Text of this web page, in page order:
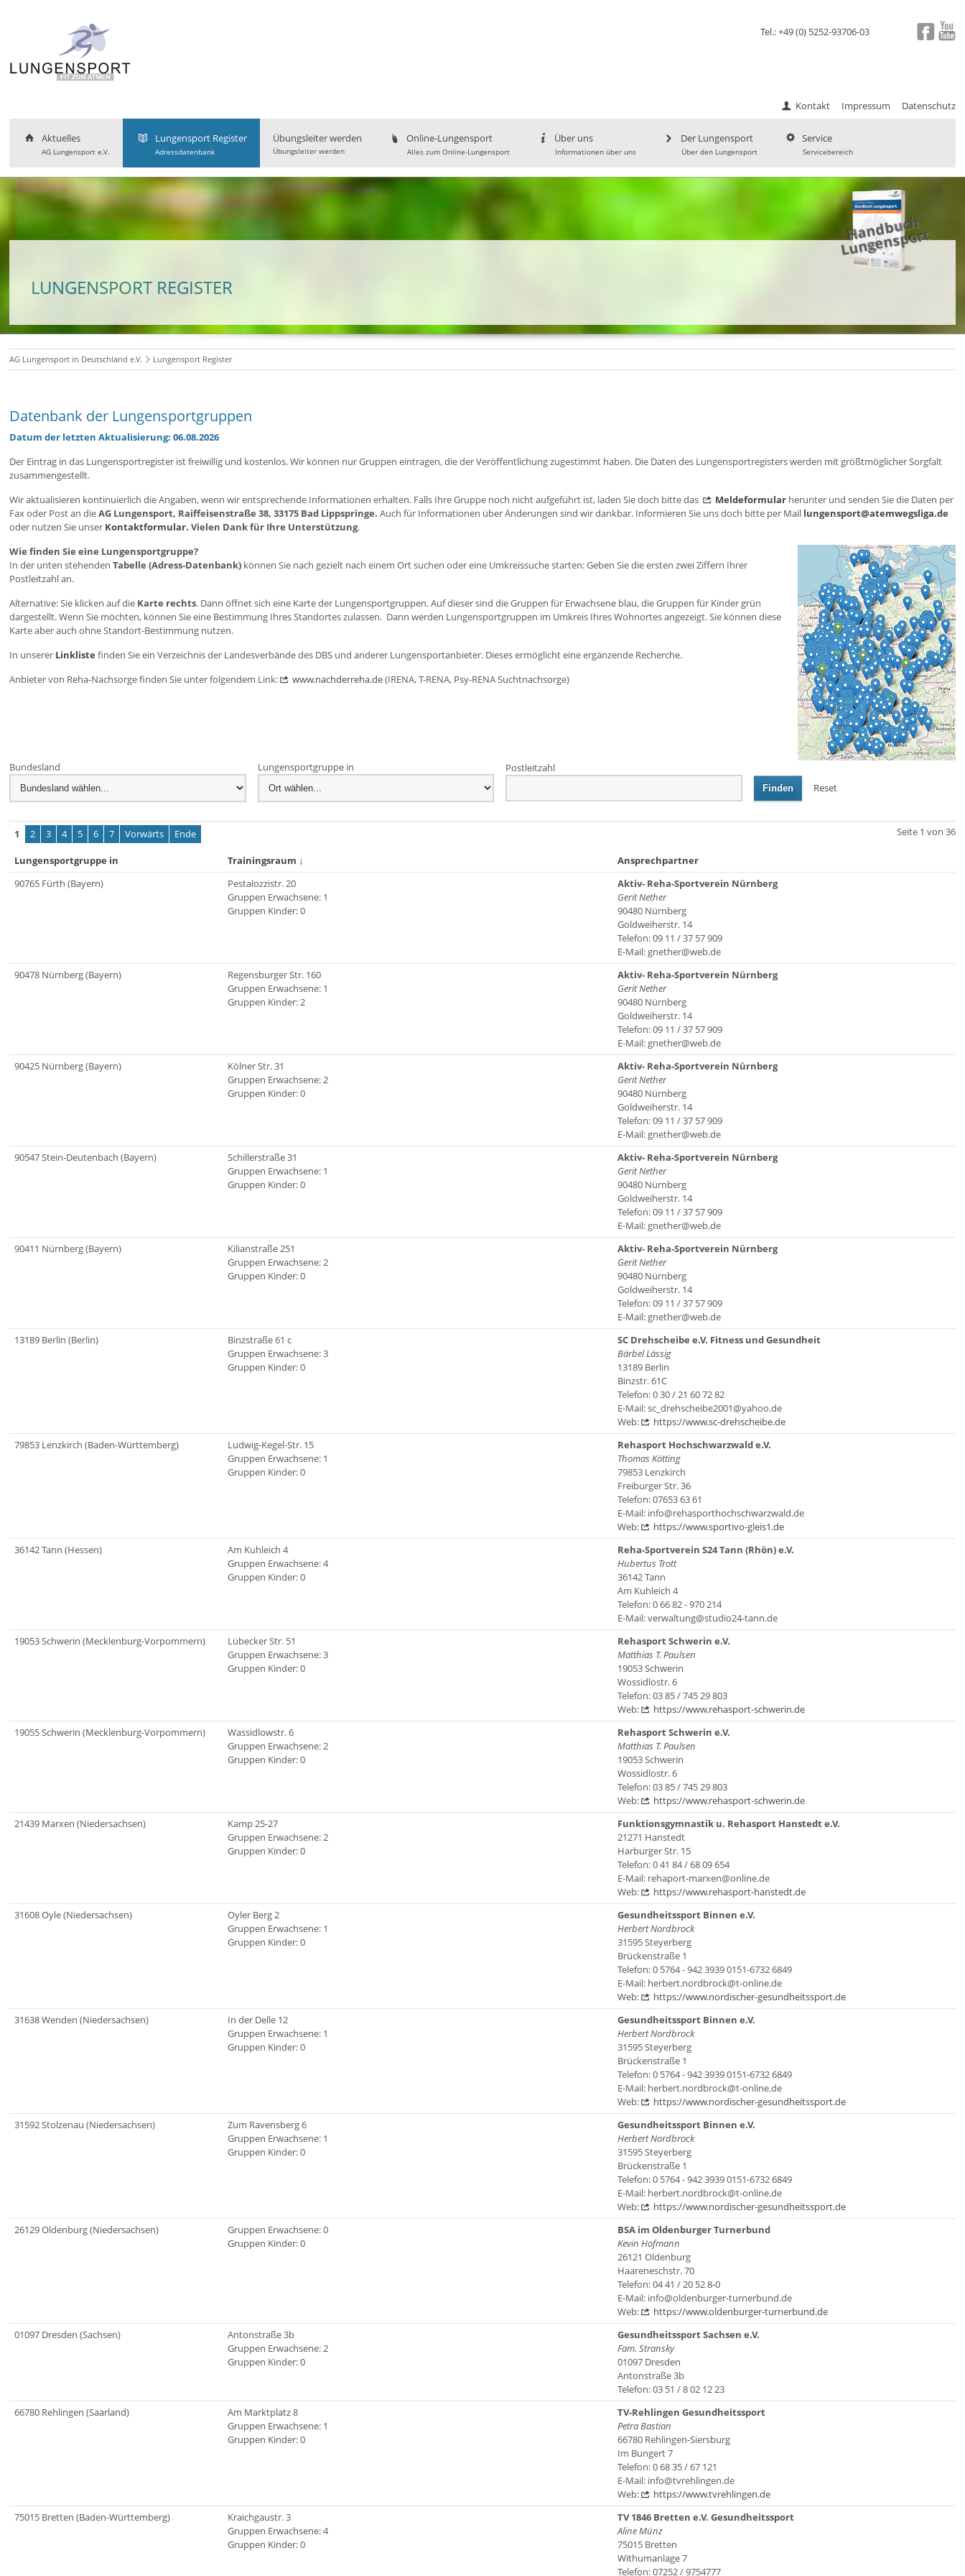
Kontakt Impressum Datenschutz
Aktuelles
AG Lungensport e.V.
Lungensport Register
Adressdatenbank
Übungsleiter werden
Übungsleiter werden
Online-Lungensport
Alles zum Online-Lungensport
Über uns
Informationen über uns
Der Lungensport
Über den Lungensport
Service
Servicebereich
Tel.: +49 (0) 5252-93706-03
LUNGENSPORT REGISTER
H
a
n
d
b
uc
h
L
u
ng
e
ns
p
ort
AG Lungensport in Deutschland e.V. Lungensport Register
Datenbank der Lungensportgruppen
Datum der letzten Aktualisierung: 06.08.2026
Der Eintrag in das Lungensportregister ist freiwillig und kostenlos. Wir können nur Gruppen eintragen, die der Veröffentlichung zugestimmt haben. Die Daten des Lungensportregisters werden mit größtmöglicher Sorgfalt
zusammengestellt.
Wir aktualisieren kontinuierlich die Angaben, wenn wir entsprechende Informationen erhalten. Falls Ihre Gruppe noch nicht aufgeführt ist, laden Sie doch bitte das
Meldeformular herunter und senden Sie die Daten per
Fax oder Post an dieAG Lungensport, Raiffeisenstraße 38, 33175 Bad Lippspringe. Auch für Informationen über Änderungen sind wir dankbar. Informieren Sie uns doch bitte per Mail lungensport@atemwegsliga.de
oder nutzen Sie unser Kontaktformular. Vielen Dank für Ihre Unterstützung.
Wie finden Sie eine Lungensportgruppe?
In der unten stehenden Tabelle (Adress-Datenbank) können Sie nach gezielt nach einem Ort suchen oder eine Umkreissuche starten: Geben Sie die ersten zwei Ziffern Ihrer
Postleitzahl an.
Alternative: Sie klicken auf die Karte rechts. Dann öffnet sich eine Karte der Lungensportgruppen. Auf dieser sind die Gruppen für Erwachsene blau, die Gruppen für Kinder grün
dargestellt. Wenn Sie möchten, können Sie eine Bestimmung Ihres Standortes zulassen. Dann werden Lungensportgruppen im Umkreis Ihres Wohnortes angezeigt. Sie können diese
Karte aber auch ohne Standort-Bestimmung nutzen.
In unserer Linkliste finden Sie ein Verzeichnis der Landesverbände des DBS und anderer Lungensportanbieter. Dieses ermöglicht eine ergänzende Recherche.
Anbieter von Reha-Nachsorge finden Sie unter folgendem Link:
www.nachderreha.de(IRENA, T-RENA, Psy-RENA Suchtnachsorge)
Bundesland Lungensportgruppe in Postleitzahl
Finden Reset
Seite 1 von 36
1 2 3 4 5 6 7 Vorwärts Ende
Lungensportgruppe in Trainingsraum ↓
Ansprechpartner
90765 Fürth (Bayern)
Pestalozzistr. 20
Gruppen Erwachsene: 1
Gruppen Kinder: 0
Aktiv- Reha-Sportverein Nürnberg
Gerit Nether
90480 Nürnberg
Goldweiherstr. 14
Telefon: 09 11 / 37 57 909
E-Mail: gnether@web.de
90478 Nürnberg (Bayern)
Regensburger Str. 160
Gruppen Erwachsene: 1
Gruppen Kinder: 2
Aktiv- Reha-Sportverein Nürnberg
Gerit Nether
90480 Nürnberg
Goldweiherstr. 14
Telefon: 09 11 / 37 57 909
E-Mail: gnether@web.de
90425 Nürnberg (Bayern)
Kölner Str. 31
Gruppen Erwachsene: 2
Gruppen Kinder: 0
Aktiv- Reha-Sportverein Nürnberg
Gerit Nether
90480 Nürnberg
Goldweiherstr. 14
Telefon: 09 11 / 37 57 909
E-Mail: gnether@web.de
90547 Stein-Deutenbach (Bayern)
Schillerstraße 31
Gruppen Erwachsene: 1
Gruppen Kinder: 0
Aktiv- Reha-Sportverein Nürnberg
Gerit Nether
90480 Nürnberg
Goldweiherstr. 14
Telefon: 09 11 / 37 57 909
E-Mail: gnether@web.de
90411 Nürnberg (Bayern)
Kilianstraße 251
Gruppen Erwachsene: 2
Gruppen Kinder: 0
Aktiv- Reha-Sportverein Nürnberg
Gerit Nether
90480 Nürnberg
Goldweiherstr. 14
Telefon: 09 11 / 37 57 909
E-Mail: gnether@web.de
13189 Berlin (Berlin)
Binzstraße 61 c
Gruppen Erwachsene: 3
Gruppen Kinder: 0
SC Drehscheibe e.V. Fitness und Gesundheit
Bärbel Lässig
13189 Berlin
Binzstr. 61C
Telefon: 0 30 / 21 60 72 82
E-Mail: sc_drehscheibe2001@yahoo.de
Web:
https://www.sc-drehscheibe.de
79853 Lenzkirch (Baden-Württemberg)
Ludwig-Kegel-Str. 15
Gruppen Erwachsene: 1
Gruppen Kinder: 0
Rehasport Hochschwarzwald e.V.
Thomas Kötting
79853 Lenzkirch
Freiburger Str. 36
Telefon: 07653 63 61
E-Mail: info@rehasporthochschwarzwald.de
Web:
https://www.sportivo-gleis1.de
36142 Tann (Hessen)
Am Kuhleich 4
Gruppen Erwachsene: 4
Gruppen Kinder: 0
Reha-Sportverein S24 Tann (Rhön) e.V.
Hubertus Trott
36142 Tann
Am Kuhleich 4
Telefon: 0 66 82 - 970 214
E-Mail: verwaltung@studio24-tann.de
19053 Schwerin (Mecklenburg-Vorpommern)
Lübecker Str. 51
Gruppen Erwachsene: 3
Gruppen Kinder: 0
Rehasport Schwerin e.V.
Matthias T. Paulsen
19053 Schwerin
Wossidlostr. 6
Telefon: 03 85 / 745 29 803
Web:
https://www.rehasport-schwerin.de
19055 Schwerin (Mecklenburg-Vorpommern)
Wassidlowstr. 6
Gruppen Erwachsene: 2
Gruppen Kinder: 0
Rehasport Schwerin e.V.
Matthias T. Paulsen
19053 Schwerin
Wossidlostr. 6
Telefon: 03 85 / 745 29 803
Web:
https://www.rehasport-schwerin.de
21439 Marxen (Niedersachsen)
Kamp 25-27
Gruppen Erwachsene: 2
Gruppen Kinder: 0
Funktionsgymnastik u. Rehasport Hanstedt e.V.
21271 Hanstedt
Harburger Str. 15
Telefon: 0 41 84 / 68 09 654
E-Mail: rehaport-marxen@online.de
Web:
https://www.rehasport-hanstedt.de
31608 Oyle (Niedersachsen)
Oyler Berg 2
Gruppen Erwachsene: 1
Gruppen Kinder: 0
Gesundheitssport Binnen e.V.
Herbert Nordbrock
31595 Steyerberg
Brückenstraße 1
Telefon: 0 5764 - 942 3939 0151-6732 6849
E-Mail: herbert.nordbrock@t-online.de
Web:
https://www.nordischer-gesundheitssport.de
31638 Wenden (Niedersachsen)
In der Delle 12
Gruppen Erwachsene: 1
Gruppen Kinder: 0
Gesundheitssport Binnen e.V.
Herbert Nordbrock
31595 Steyerberg
Brückenstraße 1
Telefon: 0 5764 - 942 3939 0151-6732 6849
E-Mail: herbert.nordbrock@t-online.de
Web:
https://www.nordischer-gesundheitssport.de
31592 Stolzenau (Niedersachsen)
Zum Ravensberg 6
Gruppen Erwachsene: 1
Gruppen Kinder: 0
Gesundheitssport Binnen e.V.
Herbert Nordbrock
31595 Steyerberg
Brückenstraße 1
Telefon: 0 5764 - 942 3939 0151-6732 6849
E-Mail: herbert.nordbrock@t-online.de
Web:
https://www.nordischer-gesundheitssport.de
26129 Oldenburg (Niedersachsen)
Gruppen Erwachsene: 0
Gruppen Kinder: 0
BSA im Oldenburger Turnerbund
Kevin Hofmann
26121 Oldenburg
Haareneschstr. 70
Telefon: 04 41 / 20 52 8-0
E-Mail: info@oldenburger-turnerbund.de
Web:
https://www.oldenburger-turnerbund.de
01097 Dresden (Sachsen)
Antonstraße 3b
Gruppen Erwachsene: 2
Gruppen Kinder: 0
Gesundheitssport Sachsen e.V.
Fam. Stransky
01097 Dresden
Antonstraße 3b
Telefon: 03 51 / 8 02 12 23
66780 Rehlingen (Saarland)
Am Marktplatz 8
Gruppen Erwachsene: 1
Gruppen Kinder: 0
TV-Rehlingen Gesundheitssport
Petra Bastian
66780 Rehlingen-Siersburg
Im Bungert 7
Telefon: 0 68 35 / 67 121
E-Mail: info@tvrehlingen.de
Web:
https://www.tvrehlingen.de
75015 Bretten (Baden-Württemberg)
Kraichgaustr. 3
Gruppen Erwachsene: 4
Gruppen Kinder: 0
TV 1846 Bretten e.V. Gesundheitssport
Aline Münz
75015 Bretten
Withumanlage 7
Telefon: 07252 / 9754777